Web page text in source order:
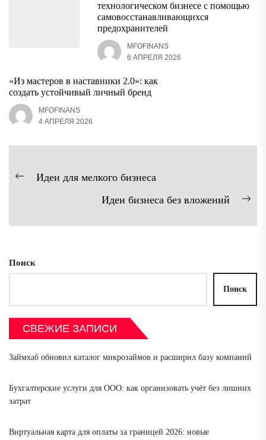
технологическом бизнесе с помощью
самовосстанавливающихся
предохранителей
MFOFINANS
6 АПРЕЛЯ 2026
«Из мастеров в наставники 2.0»: как
создать устойчивый личный бренд
MFOFINANS
4 АПРЕЛЯ 2026
Навигация
Предыдущая
Идеи для мелкого бизнеса
Идеи бизнеса без вложений
Поиск
Поиск
СВЕЖИЕ ЗАПИСИ
Займхаб обновил каталог микрозаймов и расширил базу компаний
Бухгалтерские услуги для ООО: как организовать учёт без лишних
затрат
Виртуальная карта для оплаты за границей 2026: новые